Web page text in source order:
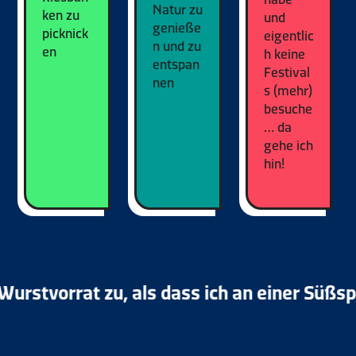
ken zu
picknick
en
Natur zu
genieße
n und zu
entspan
nen
und
eigentlic
h keine
Festival
s (mehr)
besuche
… da
gehe ich
hin!
zu, als dass ich an einer